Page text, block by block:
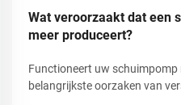
Wat veroorzaakt dat een
meer produceert?
Functioneert uw schuimpomp
belangrijkste oorzaken van